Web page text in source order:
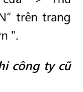
trên trang
".
công ty cũ